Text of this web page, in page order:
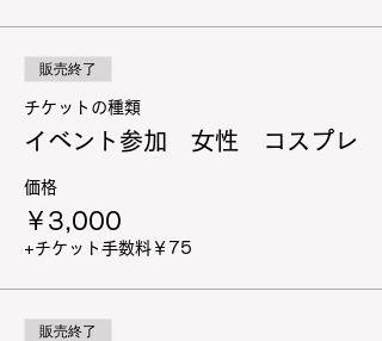
販売終了
チケットの種類
イベント参加 女性 コスプレ
価格
￥3,000
+チケット手数料￥75
販売終了